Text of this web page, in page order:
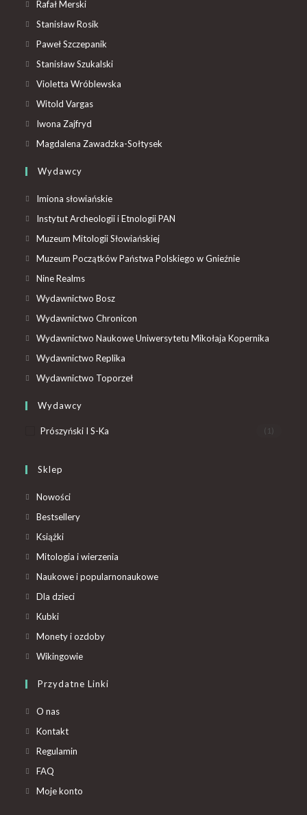
Rafał Merski
Stanisław Rosik
Paweł Szczepanik
Stanisław Szukalski
Violetta Wróblewska
Witold Vargas
Iwona Zajfryd
Magdalena Zawadzka-Sołtysek
Wydawcy
Imiona słowiańskie
Instytut Archeologii i Etnologii PAN
Muzeum Mitologii Słowiańskiej
Muzeum Początków Państwa Polskiego w Gnieźnie
Nine Realms
Wydawnictwo Bosz
Wydawnictwo Chronicon
Wydawnictwo Naukowe Uniwersytetu Mikołaja Kopernika
Wydawnictwo Replika
Wydawnictwo Toporzeł
Wydawcy
Prószyński I S-Ka (1)
Sklep
Nowości
Bestsellery
Książki
Mitologia i wierzenia
Naukowe i popularnonaukowe
Dla dzieci
Kubki
Monety i ozdoby
Wikingowie
Przydatne Linki
O nas
Kontakt
Regulamin
FAQ
Moje konto